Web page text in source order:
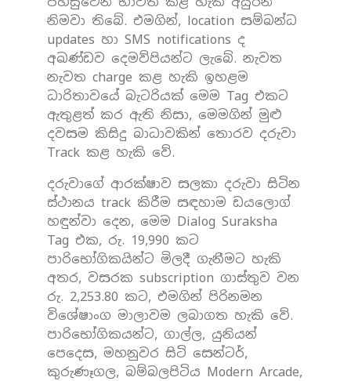
නිමවා තිබේ. එමගින්, location සම්බන්ධ
updates හා SMS notifications ද
අඛණ්ඩව දෙමව්පියන්ට ලැබේ. නැවත
නැවත charge කළ හැකි ඉහළම
ධාරිතාවයේ බැටරියක් මෙම Tag එකට
ඇතුළත් කර ඇති නිසා, මෙමගින් මුළු
දවසම කිසිදු බාධාවකින් තොරව දරුවා
Track කළ හැකි වේ.
දරුවාගේ ආරක්ෂාව සලකා දරුවා සිටින
ස්ථානය track කිරීම සඳහාම ඩයලොග්
හඳුන්වා දෙන, මෙම Dialog Suraksha
Tag එක, රු. 19,990 කට
පාරිභෝගිකයින්ට මිලදී ගැනීමට හැකි
අතර, වසරක subscription ගාස්තුව වන
රු. 2,253.80 කට, එමගින් පිරිනමන
විශේෂාංග මාලාවම ලබාගත හැකි වේ.
පාරිභෝගිකයන්ට, ගාල්ල, යුනියන්
පෙදෙස, මහනුවර සිටි සෙන්ටර්,
කුරුණෑගල, බම්බලපිටිය Modern Arcade,